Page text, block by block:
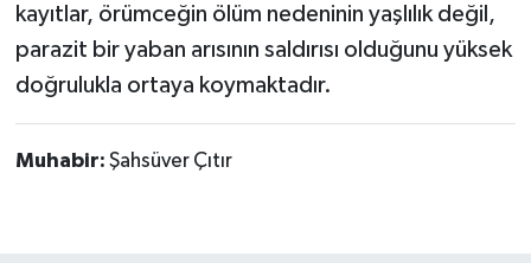
kayıtlar, örümceğin ölüm nedeninin yaşlılık değil,
parazit bir yaban arısının saldırısı olduğunu yüksek
doğrulukla ortaya koymaktadır.
Muhabir: Şahsüver Çıtır